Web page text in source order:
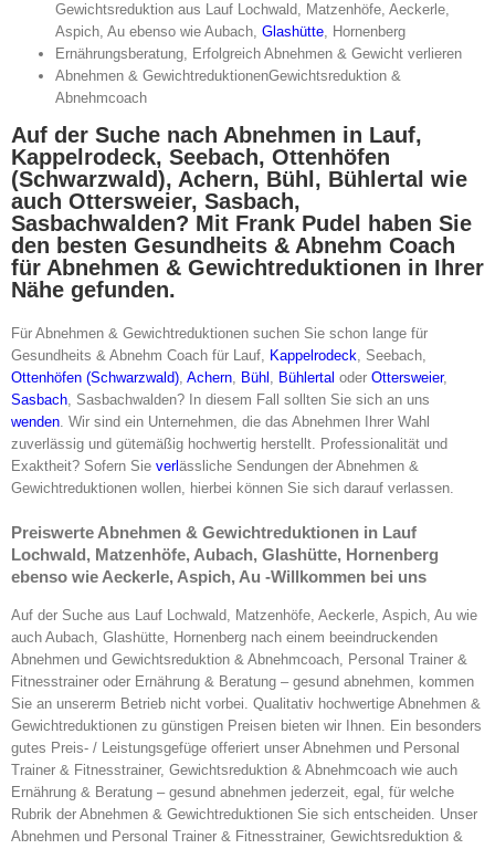
Gewichtsreduktion aus Lauf Lochwald, Matzenhöfe, Aeckerle,
Aspich, Au ebenso wie Aubach, Glashütte, Hornenberg
Ernährungsberatung, Erfolgreich Abnehmen & Gewicht verlieren
Abnehmen & GewichtreduktionenGewichtsreduktion &
Abnehmcoach
Auf der Suche nach Abnehmen in Lauf,
Kappelrodeck, Seebach, Ottenhöfen
(Schwarzwald), Achern, Bühl, Bühlertal wie
auch Ottersweier, Sasbach,
Sasbachwalden? Mit Frank Pudel haben Sie
den besten Gesundheits & Abnehm Coach
für Abnehmen & Gewichtreduktionen in Ihrer
Nähe gefunden.
Für Abnehmen & Gewichtreduktionen suchen Sie schon lange für
Gesundheits & Abnehm Coach für Lauf, Kappelrodeck, Seebach,
Ottenhöfen (Schwarzwald), Achern, Bühl , Bühlertal oder Ottersweier,
Sasbach, Sasbachwalden? In diesem Fall sollten Sie sich an uns
wenden. Wir sind ein Unternehmen, die das Abnehmen Ihrer Wahl
zuverlässig und gütemäßig hochwertig herstellt. Professionalität und
Exaktheit? Sofern Sie verl ässliche Sendungen der Abnehmen &
Gewichtreduktionen wollen, hierbei können Sie sich darauf verlassen.
Preiswerte Abnehmen & Gewichtreduktionen in Lauf
Lochwald, Matzenhöfe, Aubach, Glashütte, Hornenberg
ebenso wie Aeckerle, Aspich, Au -Willkommen bei uns
Auf der Suche aus Lauf Lochwald, Matzenhöfe, Aeckerle, Aspich, Au wie
auch Aubach, Glashütte, Hornenberg nach einem beeindruckenden
Abnehmen und Gewichtsreduktion & Abnehmcoach, Personal Trainer &
Fitnesstrainer oder Ernährung & Beratung – gesund abnehmen, kommen
Sie an unsererm Betrieb nicht vorbei. Qualitativ hochwertige Abnehmen &
Gewichtreduktionen zu günstigen Preisen bieten wir Ihnen. Ein besonders
gutes Preis- / Leistungsgefüge offeriert unser Abnehmen und Personal
Trainer & Fitnesstrainer, Gewichtsreduktion & Abnehmcoach wie auch
Ernährung & Beratung – gesund abnehmen jederzeit, egal, für welche
Rubrik der Abnehmen & Gewichtreduktionen Sie sich entscheiden. Unser
Abnehmen und Personal Trainer & Fitnesstrainer, Gewichtsreduktion &